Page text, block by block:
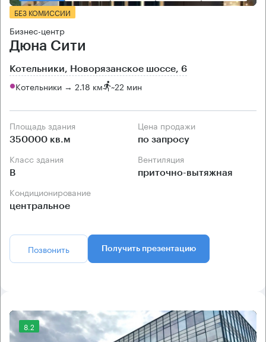
БЕЗ КОМИССИИ
Бизнес-центр
Дюна Сити
Котельники, Новорязанское шоссе, 6
Котельники → 2.18 км ~22 мин
Площадь здания
350000 кв.м
Цена продажи
по запросу
Класс здания
B
Вентиляция
приточно-вытяжная
Кондиционирование
центральное
Позвонить Получить презентацию
8.2